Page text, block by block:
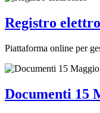
Registro
Piattaforma online per
Documenti 15